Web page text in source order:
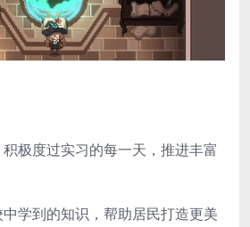
极度过实习的每一天，推进丰富
学到的知识，帮助居民打造更美